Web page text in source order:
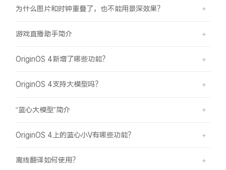
为什么图片和时钟重叠了，也不能用景深效果？
游戏直播助手简介
OriginOS 4新增了哪些功能？
OriginOS 4支持大模型吗？
“蓝心大模型”简介
OriginOS 4上的蓝心小V有哪些功能？
离线翻译如何使用？